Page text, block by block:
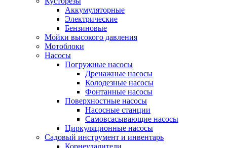
Аккумуляторные
Электрические
Бензиновые
Мойки высокого давления
Мотоблоки
Насосы
Погружные насосы
Дренажные насосы
Колодезные насосы
Фонтанные насосы
Поверхностные насосы
Насосные станции
Самовсасывающие насосы
Циркуляционные насосы
Садовый инструмент и инвентарь
Корнеудалители